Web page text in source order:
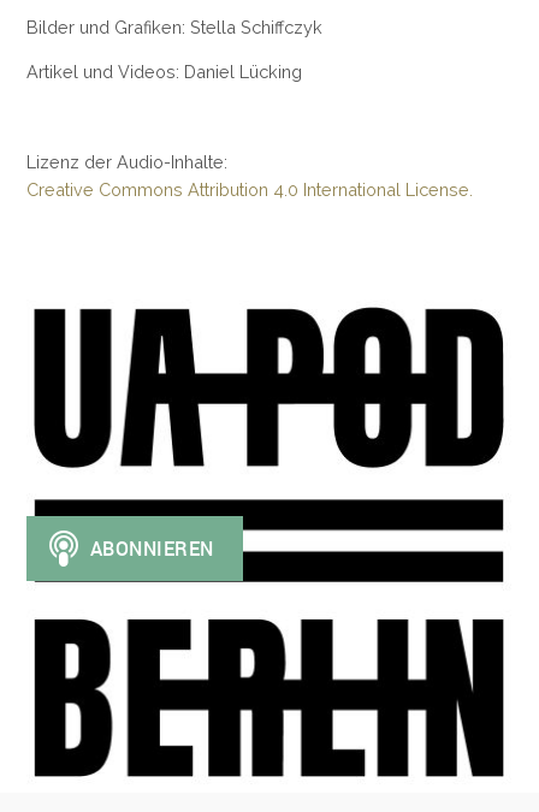
Bilder und Grafiken: Stella Schiffczyk
Artikel und Videos: Daniel Lücking
Lizenz der Audio-Inhalte:
Creative Commons Attribution 4.0 International License.